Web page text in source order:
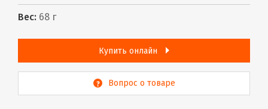
Вес: 68 г
Купить онлайн
Вопрос о товаре